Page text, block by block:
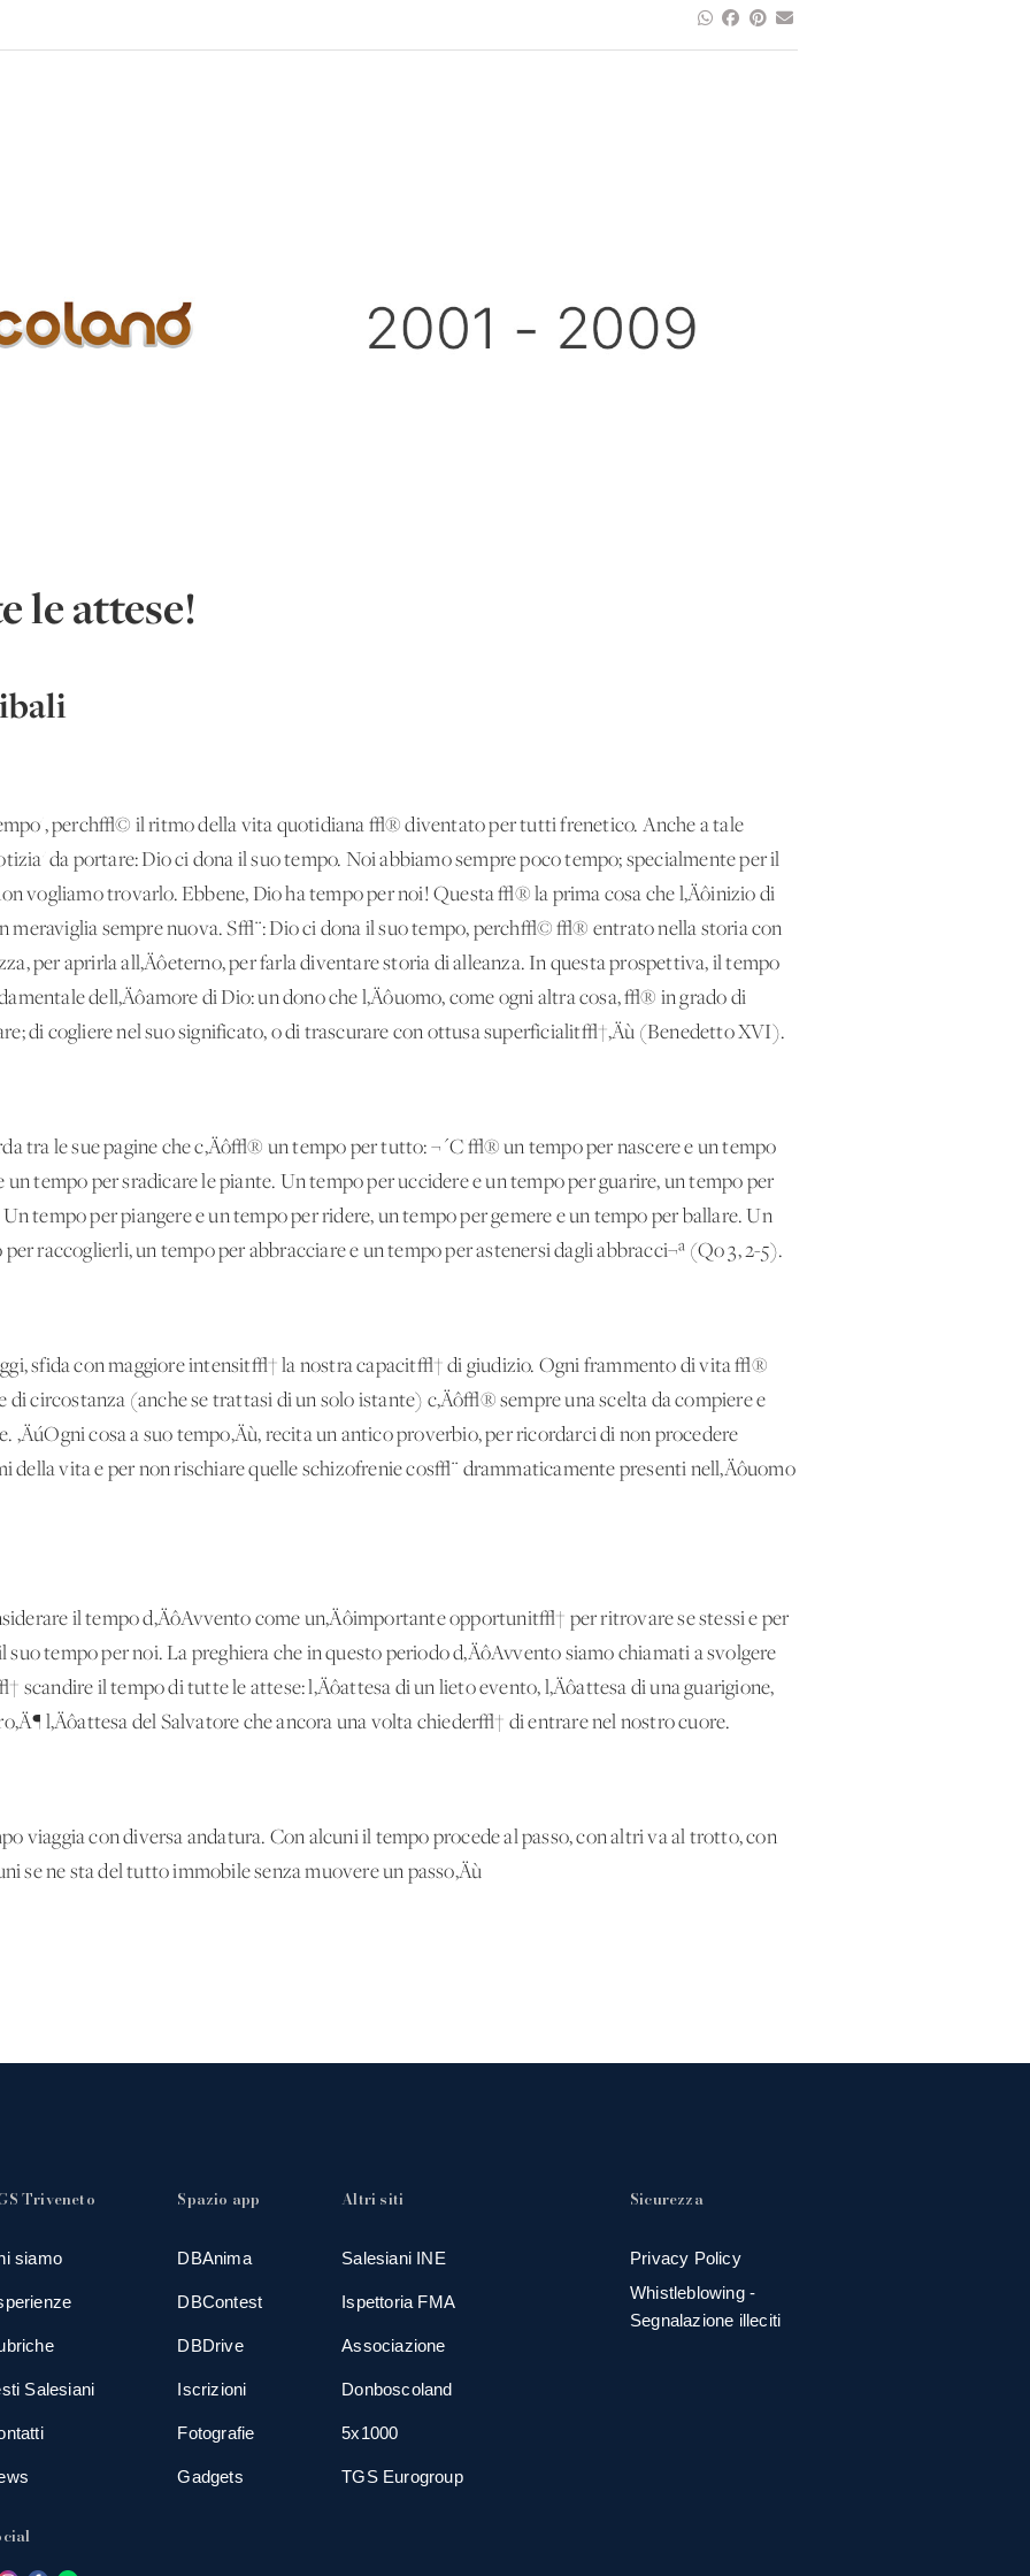
le attese!
perch√© il ritmo della vita quotidiana √® diventato per tutti frenetico. Anche a tale
da portare: Dio ci dona il suo tempo. Noi abbiamo sempre poco tempo; specialmente per il
vogliamo trovarlo. Ebbene, Dio ha tempo per noi! Questa √® la prima cosa che l‚Äôinizio di
meraviglia sempre nuova. S√¨: Dio ci dona il suo tempo, perch√© √® entrato nella storia con
per aprirla all‚Äôeterno, per farla diventare storia di alleanza. In questa prospettiva, il tempo
dell‚Äôamore di Dio: un dono che l‚Äôuomo, come ogni altra cosa, √® in grado di
di cogliere nel suo significato, o di trascurare con ottusa superficialit√†‚Äù (Benedetto XVI).
tra le sue pagine che c‚Äô√® un tempo per tutto: ¬´C'√® un tempo per nascere e un tempo
tempo per sradicare le piante. Un tempo per uccidere e un tempo per guarire, un tempo per
tempo per piangere e un tempo per ridere, un tempo per gemere e un tempo per ballare. Un
raccoglierli, un tempo per abbracciare e un tempo per astenersi dagli abbracci¬ª (Qo 3, 2-5).
sfida con maggiore intensit√† la nostra capacit√† di giudizio. Ogni frammento di vita √®
di circostanza (anche se trattasi di un solo istante) c‚Äô√® sempre una scelta da compiere e
‚ÄúOgni cosa a suo tempo‚Äù, recita un antico proverbio, per ricordarci di non procedere
della vita e per non rischiare quelle schizofrenie cos√¨ drammaticamente presenti nell‚Äôuomo
il tempo d‚ÄôAvvento come un‚Äôimportante opportunit√† per ritrovare se stessi e per
tempo per noi. La preghiera che in questo periodo d‚ÄôAvvento siamo chiamati a svolgere
il tempo di tutte le attese: l‚Äôattesa di un lieto evento, l‚Äôattesa di una guarigione,
l‚Äôattesa del Salvatore che ancora una volta chieder√† di entrare nel nostro cuore.
viaggia con diversa andatura. Con alcuni il tempo procede al passo, con altri va al trotto, con
se ne sta del tutto immobile senza muovere un passo‚Äù
Triveneto
siamo
Salesiani
Spazio app
DBAnima
DBContest
DBDrive
Iscrizioni
Fotografie
Gadgets
Altri siti
Salesiani INE
Ispettoria FMA
Associazione
Donboscoland
5x1000
TGS Eurogroup
Sicurezza
Privacy Policy
Whistleblowing -
Segnalazione illeciti